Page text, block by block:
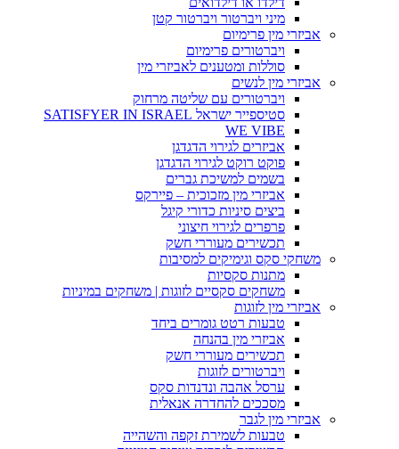
מיני ויברטור ויברטור קטן
אביזרי מין פרימיום
ויברטורים פרימיום
סוללות ומטענים לאביזרי מין
אביזרי מין לנשים
ויברטורים עם שליטה מרחוק
סטיספייר ישראל SATISFYER IN ISRAEL
WE VIBE
אביזרים לגירוי הדגדגן
פוקט רוקט לגירוי הדגדגן
בשמים למשיכת גברים
אביזרי מין מזכוכית – פיירקס
ביצים סיניות כדורי קיגל
פרפרים לגירוי חיצוני
תכשירים מעוררי חשק
משחקי סקס וגימיקים למסיבות
מתנות סקסיות
משחקים סקסיים לזוגות | משחקים במיניות
אביזרי מין לזוגות
טבעות רטט גומרים ביחד
אביזרי מין בהנחה
תכשירים מעוררי חשק
ויברטורים לזוגות
ערסל אהבה ונדנדות סקס
מסככים להחדרה אנאלית
אביזרי מין לגבר
טבעות לשמירת זקפה והשהייה